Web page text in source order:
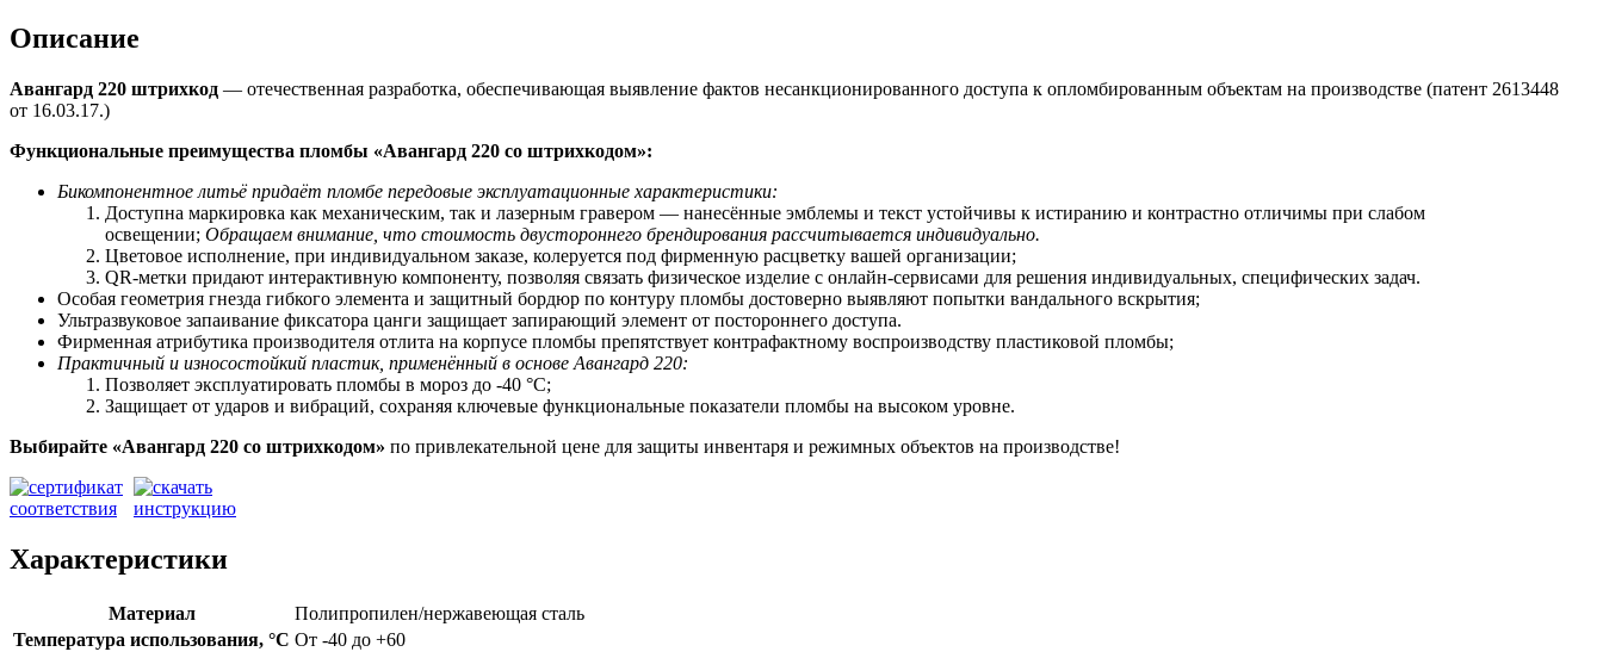
Описание
Авангард 220 штрихкод — отечественная разработка, обеспечивающая выявление фактов несанкционированного доступа к опломбированным объектам на производстве (патент 2613448
от 16.03.17.)
Функциональные преимущества пломбы «Авангард 220 со штрихкодом»:
Бикомпонентное литьё придаёт пломбе передовые эксплуатационные характеристики:
Доступна маркировка как механическим, так и лазерным гравером — нанесённые эмблемы и текст устойчивы к истиранию и контрастно отличимы при слабом
освещении; Обращаем внимание, что стоимость двустороннего брендирования рассчитывается индивидуально.
Цветовое исполнение, при индивидуальном заказе, колеруется под фирменную расцветку вашей организации;
QR-метки придают интерактивную компоненту, позволяя связать физическое изделие с онлайн-сервисами для решения индивидуальных, специфических задач.
Особая геометрия гнезда гибкого элемента и защитный бордюр по контуру пломбы достоверно выявляют попытки вандального вскрытия;
Ультразвуковое запаивание фиксатора цанги защищает запирающий элемент от постороннего доступа.
Фирменная атрибутика производителя отлита на корпусе пломбы препятствует контрафактному воспроизводству пластиковой пломбы;
Практичный и износостойкий пластик, применённый в основе Авангард 220:
Позволяет эксплуатировать пломбы в мороз до -40 °С;
Защищает от ударов и вибраций, сохраняя ключевые функциональные показатели пломбы на высоком уровне.
Выбирайте «Авангард 220 со штрихкодом» по привлекательной цене для защиты инвентаря и режимных объектов на производстве!
Характеристики
Материал
Полипропилен/нержавеющая сталь
Температура использования, °C От -40 до +60